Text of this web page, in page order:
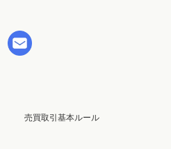
売買取引基本ルール